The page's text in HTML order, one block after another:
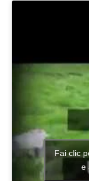
Fai clic
e